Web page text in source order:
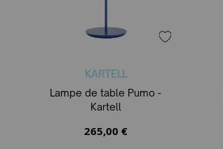
KARTELL
Lampe de table Pumo -
Kartell
265,00 €